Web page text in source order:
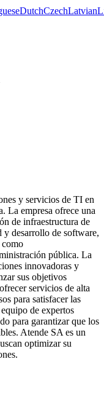
DutchCzechLatvian
y servicios de TI en
La empresa ofrece una
de infraestructura de
y desarrollo de software,
como
pública. La
innovadoras y
sus objetivos
servicios de alta
para satisfacer las
de expertos
para garantizar que los
Atende SA es un
optimizar su